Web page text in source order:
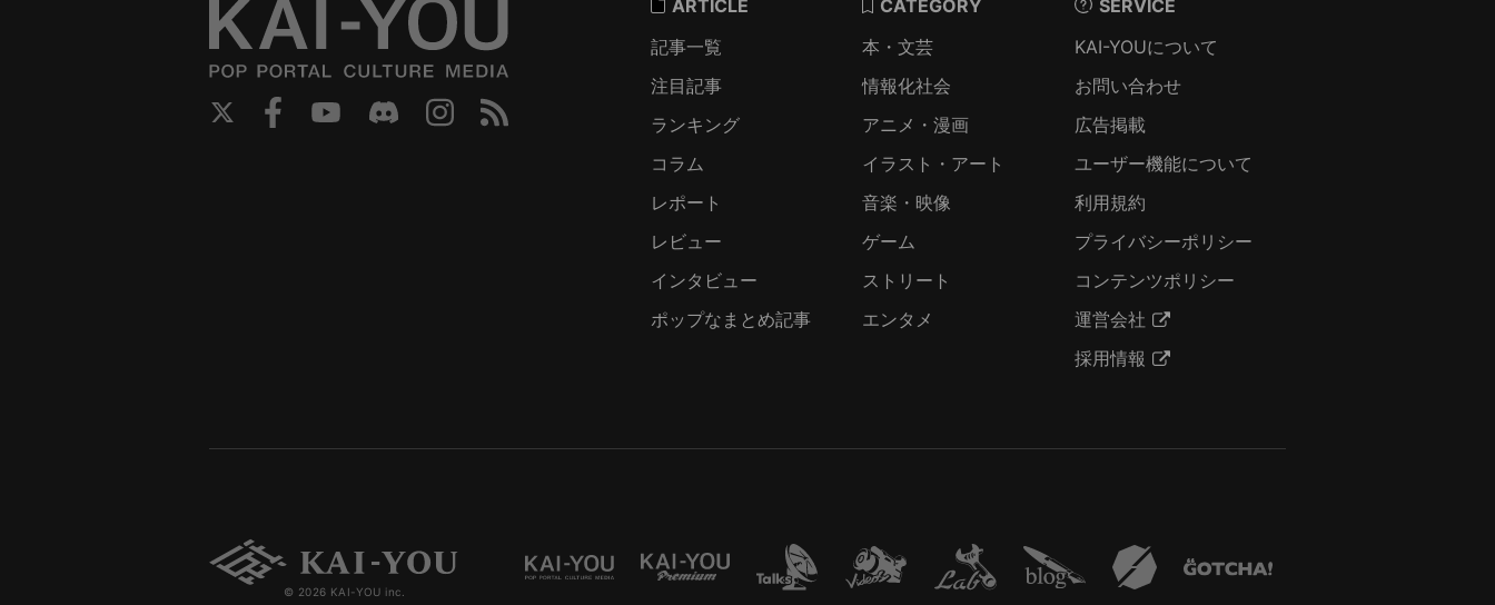
ARTICLE
記事一覧
注目記事
ランキング
コラム
レポート
レビュー
インタビュー
ポップなまとめ記事
CATEGORY
本・文芸
情報化社会
アニメ・漫画
イラスト・アート
音楽・映像
ゲーム
ストリート
エンタメ
SERVICE
KAI-YOUについて
お問い合わせ
広告掲載
ユーザー機能について
利用規約
プライバシーポリシー
コンテンツポリシー
運営会社
採用情報
© 2026 KAI-YOU inc.